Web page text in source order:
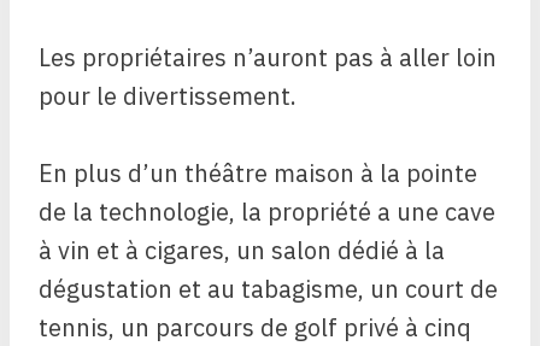
Les propriétaires n’auront pas à aller loin
pour le divertissement.
En plus d’un théâtre maison à la pointe
de la technologie, la propriété a une cave
à vin et à cigares, un salon dédié à la
dégustation et au tabagisme, un court de
tennis, un parcours de golf privé à cinq